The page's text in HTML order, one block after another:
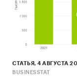
IRR
СТАТЬЯ, 4 АВГУСТА
BUSINESSTAT